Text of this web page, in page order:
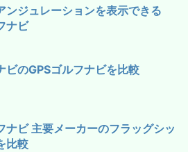
ンジュレーションを表示できる
ナビ
ビのGPSゴルフナビを比較
ナビ 主要メーカーのフラッグシッ
比較